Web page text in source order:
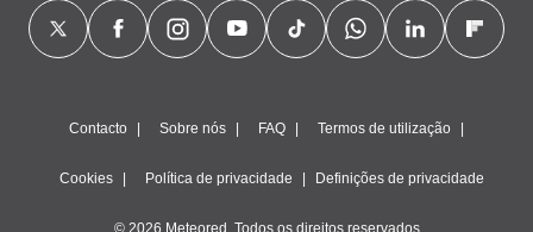
Contacto Sobre nós FAQ Termos de utilização
Cookies Política de privacidade Definições de privacidade
© 2026 Meteored. Todos os direitos reservados